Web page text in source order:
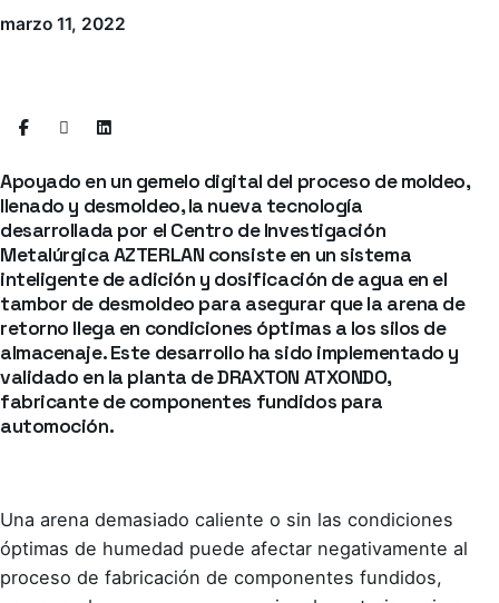
marzo 11, 2022
Apoyado en un gemelo digital del proceso de moldeo,
llenado y desmoldeo, la nueva tecnología
desarrollada por el Centro de Investigación
Metalúrgica AZTERLAN consiste en un sistema
inteligente de adición y dosificación de agua en el
tambor de desmoldeo para asegurar que la arena de
retorno llega en condiciones óptimas a los silos de
almacenaje. Este desarrollo ha sido implementado y
validado en la planta de DRAXTON ATXONDO,
fabricante de componentes fundidos para
automoción.
Una arena demasiado caliente o sin las condiciones
óptimas de humedad puede afectar negativamente al
proceso de fabricación de componentes fundidos,